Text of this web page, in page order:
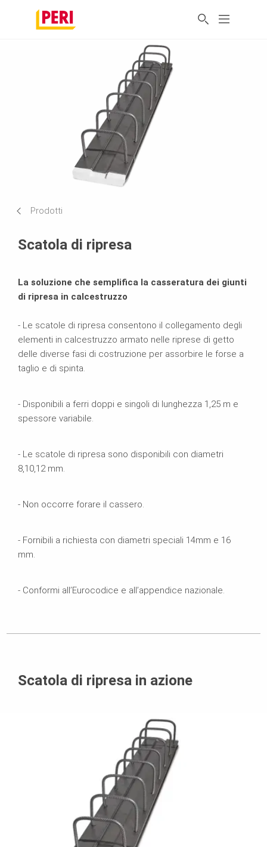
Prodotti
Scatola di ripresa
La soluzione che semplifica la casseratura dei giunti
di ripresa in calcestruzzo
- Le scatole di ripresa consentono il collegamento degli
elementi in calcestruzzo armato nelle riprese di getto
delle diverse fasi di costruzione per assorbire le forse a
taglio e di spinta.
- Disponibili a ferri doppi e singoli di lunghezza 1,25 m e
spessore variabile.
- Le scatole di ripresa sono disponibili con diametri
8,10,12 mm.
- Non occorre forare il cassero.
- Fornibili a richiesta con diametri speciali 14mm e 16
mm.
- Conformi all’Eurocodice e all’appendice nazionale.
Scatola di ripresa in azione